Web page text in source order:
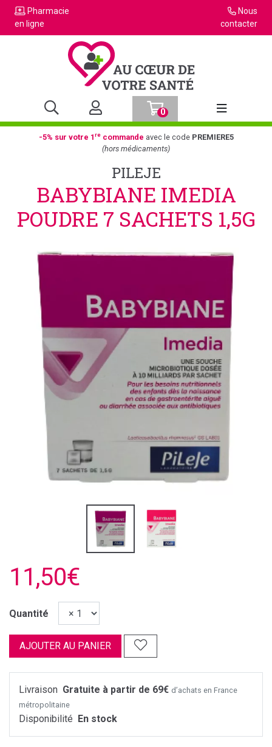
Pharmacie
en ligne
Nous
contacter
0
Afficher la
-5% sur votre 1recommande avec le code PREMIERE5
(hors médicaments)
PILEJE
BABYBIANE IMEDIA
POUDRE 7 SACHETS 1,5G
11,50€
Quantité
AJOUTER AU PANIER
Livraison Gratuite à partir de 69€ d’achats en France
métropolitaine
Disponibilité En stock